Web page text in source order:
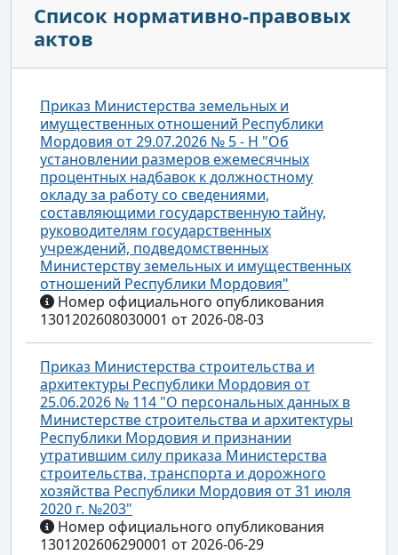
Список нормативно-правовых
актов
Приказ Министерства земельных и
имущественных отношений Республики
Мордовия от 29.07.2026 № 5 - Н "Об
установлении размеров ежемесячных
процентных надбавок к должностному
окладу за работу со сведениями,
составляющими государственную тайну,
руководителям государственных
учреждений, подведомственных
Министерству земельных и имущественных
отношений Республики Мордовия"
Номер официального опубликования
1301202608030001 от 2026-08-03
Приказ Министерства строительства и
архитектуры Республики Мордовия от
25.06.2026 № 114 "О персональных данных в
Министерстве строительства и архитектуры
Республики Мордовия и признании
утратившим силу приказа Министерства
строительства, транспорта и дорожного
хозяйства Республики Мордовия от 31 июля
2020 г. №203"
Номер официального опубликования
1301202606290001 от 2026-06-29